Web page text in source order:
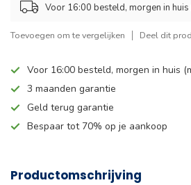
Voor 16:00 besteld, morgen in
Toevoegen om te vergelijken Deel dit
Voor 16:00 besteld, morgen in huis
3 maanden garantie
Geld terug garantie
Bespaar tot 70% op je aankoop
Productomschrijving